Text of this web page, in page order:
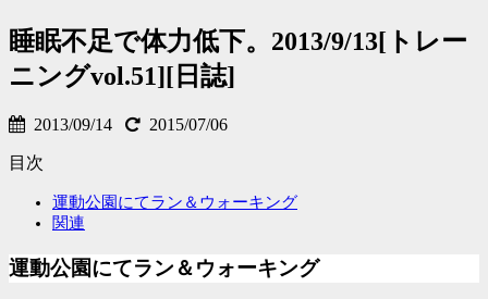
睡眠不足で体力低下。2013/9/13[トレー
ニングvol.51][日誌]
2013/09/14 2015/07/06
目次
運動公園にてラン＆ウォーキング
関連
運動公園にてラン＆ウォーキング